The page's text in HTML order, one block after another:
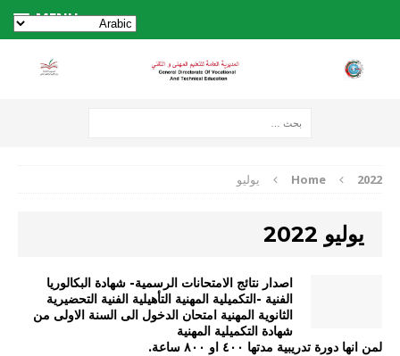
MENU
Home 2022 يوليو
يوليو 2022
اصدار نتائج الامتحانات الرسمية- شهادة البكالوريا
الفنية -التكميلية المهنية التأهيلية الفنية التحضيرية
الثانوية المهنية امتحان الدخول الى السنة الاولى من
شهادة التكميلية المهنية
لمن انها دورة تدريبية مدتها ٤٠٠ او ٨٠٠ ساعة.